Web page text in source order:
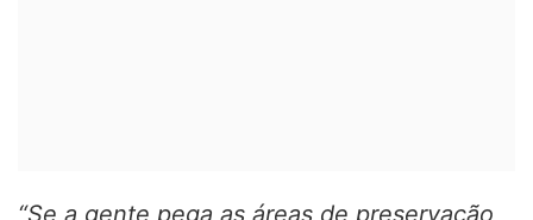
“Se a gente pega as áreas de preservação